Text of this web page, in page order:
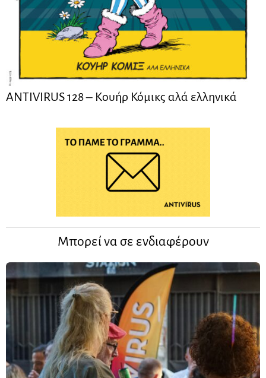
ANTIVIRUS 128 – Kουήρ Κόμικς αλά ελληνικά
Μπορεί να σε ενδιαφέρουν